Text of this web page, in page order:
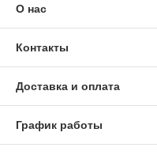
О нас
Контакты
Доставка и оплата
График работы